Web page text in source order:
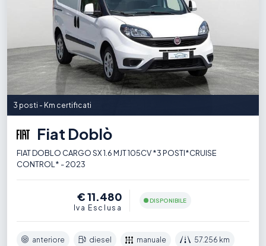
3 posti - Km certificati
Fiat Doblò
FIAT DOBLO CARGO SX 1.6 MJT 105CV *3 POSTI*CRUISE
CONTROL* - 2023
anteriore diesel manuale 57.256 km
€ 11.480
Iva Esclusa
DISPONIBILE